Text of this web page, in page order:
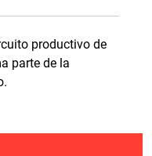
productivo de
parte de la